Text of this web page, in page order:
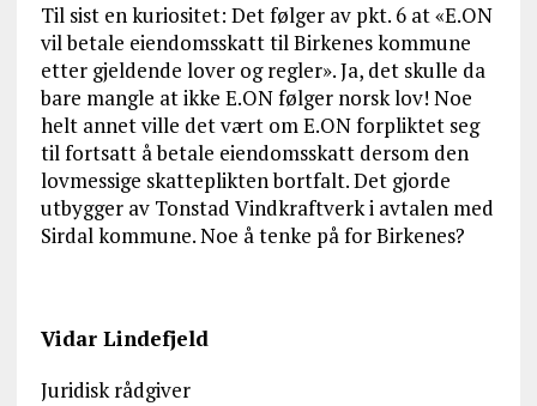
Til sist en kuriositet: Det følger av pkt. 6 at «E.ON
vil betale eiendomsskatt til Birkenes kommune
etter gjeldende lover og regler». Ja, det skulle da
bare mangle at ikke E.ON følger norsk lov! Noe
helt annet ville det vært om E.ON forpliktet seg
til fortsatt å betale eiendomsskatt dersom den
lovmessige skatteplikten bortfalt. Det gjorde
utbygger av Tonstad Vindkraftverk i avtalen med
Sirdal kommune. Noe å tenke på for Birkenes?
Vidar Lindefjeld
Juridisk rådgiver